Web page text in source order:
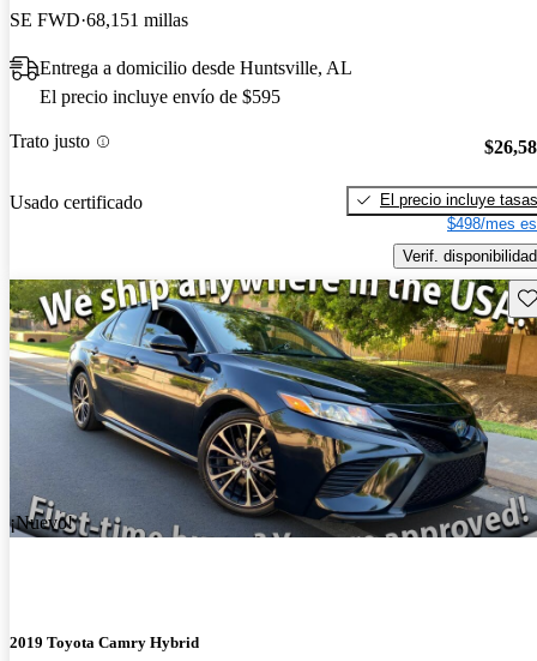
SE FWD 68,151 millas
Entrega a domicilio desde Huntsville, AL
El precio incluye envío de $595
Trato justo
Usado certificado
El precio incluye tasas
$498/mes
Verif. disponibilidad
¡Nuevo!
2019 Toyota Camry Hybrid